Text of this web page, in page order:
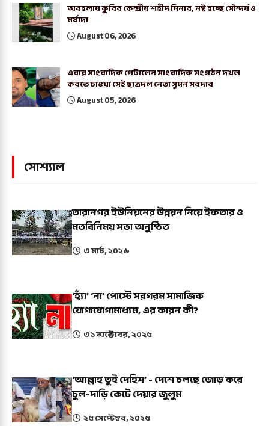
অবহলায় কুবির কেন্দ্রীয় শহীদ মিনার, নষ্ট হচ্ছে সৌন্দর্য ও
মর্যাদা
August 06, 2026
এবার সাংবাদিক পেটালেন সাংবাদিক সংগঠন দখল
করতে চাওয়া সেই ছাত্রদল নেতা সুমন সরদার
August 05, 2026
সোশ্যাল
তারানগর ইউনিয়নের উন্নয়ন নিয়ে ইফতার ও
মতবিনিময় সভা অনুষ্ঠিত
৩ মার্চ, ২০২৬
‘হ্যাঁ’ ‘না’ পোস্টে সরগরম সামাজিক
যোগাযোগামাধ্যম, এর কারন কী?
৩১ অক্টোবর, ২০২৫
‘আল্লাহ তুই দেহিস’ - দেশে চলছে জোড় করে
চুল-দাড়ি কেটে দেয়ার জুলুম
২৫ সেপ্টেম্বর, ২০২৫